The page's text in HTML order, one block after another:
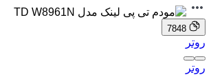
7848
روتر
روتر